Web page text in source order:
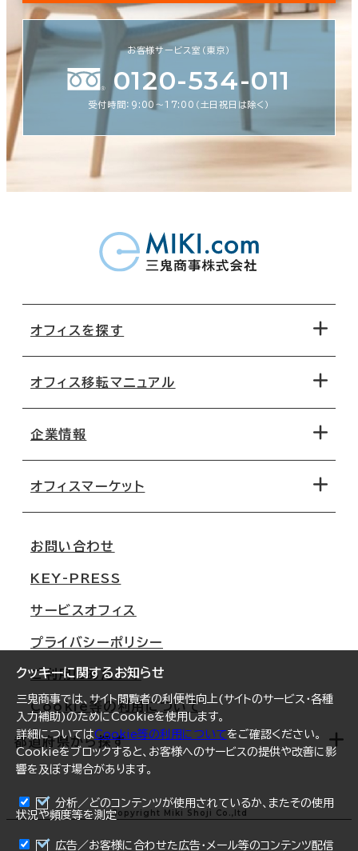
まとめて資料請求
クッキーに関するお知らせ
三鬼商事では、サイト閲覧者の利便性向上(サイトのサービス・各種
入力補助)のためにCookieを使用します。
詳細についてはCookie等の利用についてをご確認ください。
Cookieをブロックすると、お客様へのサービスの提供や改善に影
響を及ぼす場合があります。
分析／どのコンテンツが使用されているか、またその使用
状況や頻度等を測定
広告／お客様に合わせた広告・メール等のコンテンツ配信
お客様サービス室（東京）
0120-534-011
受付時間：9:00〜17:00（土日祝日は除く）
オフィスを探す
地図から探す
路線・駅から探す
オフィス移転マニュアル
移転コストシミュレーション
移転スケジュール
オフィス移転Q&A
企業情報
オフィスマーケット
大阪
名古屋
札幌
仙台
横浜
福岡
オフィスリポート
ログイン
お問い合わせ
KEY-PRESS
サービスオフィス
プライバシーポリシー
ご利用にあたって
Cookie等の利用について
都道府県から探す
北海道
青森県
Copyright Miki Shoji Co.,ltd